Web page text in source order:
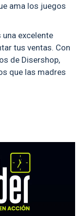
ama los juegos
una excelente
tus ventas. Con
de Disershop,
que las madres